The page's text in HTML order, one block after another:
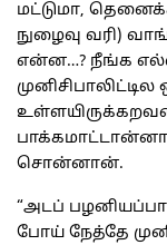
மட்டுமா,
நுழைவு வரி)
என்ன…? நீங்க
உள்ளயிருக்கறவன்
சொன்னான்.
“அடப்
போய் நேத்தே